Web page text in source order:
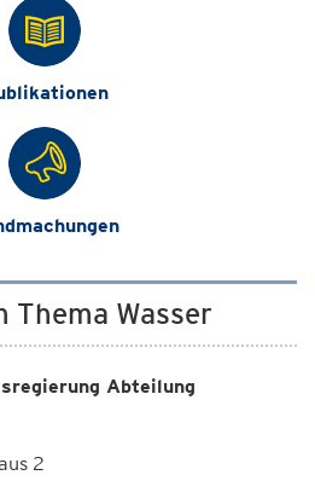
Thema Wasser
Abteilung
2